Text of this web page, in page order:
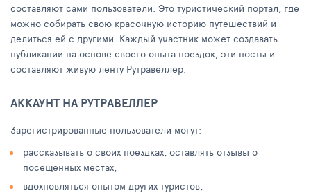
составляют сами пользователи. Это туристический портал, где
можно собирать свою красочную историю путешествий и
делиться ей с другими. Каждый участник может создавать
публикации на основе своего опыта поездок, эти посты и
составляют живую ленту Рутравеллер.
АККАУНТ НА РУТРАВЕЛЛЕР
Зарегистрированные пользователи могут:
рассказывать о своих поездках, оставлять отзывы о
посещенных местах,
вдохновляться опытом других туристов,